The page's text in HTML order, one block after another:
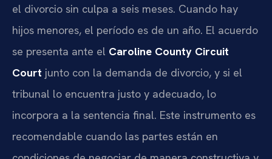
el divorcio sin culpa a seis meses. Cuando hay
hijos menores, el período es de un año. El acuerdo
se presenta ante el Caroline County Circuit
Court junto con la demanda de divorcio, y si el
tribunal lo encuentra justo y adecuado, lo
incorpora a la sentencia final. Este instrumento es
recomendable cuando las partes están en